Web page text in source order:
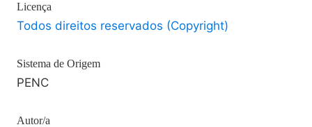
Licença
Todos direitos reservados (Copyright)
Sistema de Origem
PENC
Autor/a